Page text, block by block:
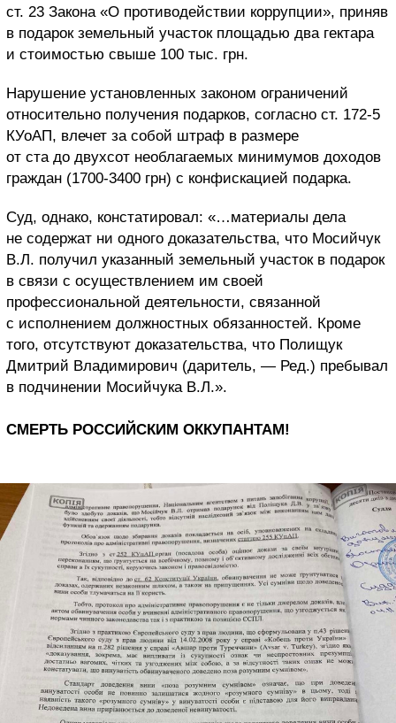
ст. 23 Закона «О противодействии коррупции», приняв
в подарок земельный участок площадью два гектара
и стоимостью свыше 100 тыс. грн.
Нарушение установленных законом ограничений
относительно получения подарков, согласно ст. 172-5
КУоАП, влечет за собой штраф в размере
от ста до двухсот необлагаемых минимумов доходов
граждан (1700-3400 грн) с конфискацией подарка.
Суд, однако, констатировал: «…материалы дела
не содержат ни одного доказательства, что Мосийчук
В.Л. получил указанный земельный участок в подарок
в связи с осуществлением им своей
профессиональной деятельности, связанной
с исполнением должностных обязанностей. Кроме
того, отсутствуют доказательства, что Полищук
Дмитрий Владимирович (даритель, — Ред.) пребывал
в подчинении Мосийчука В.Л.».
СМЕРТЬ РОССИЙСКИМ ОККУПАНТАМ!